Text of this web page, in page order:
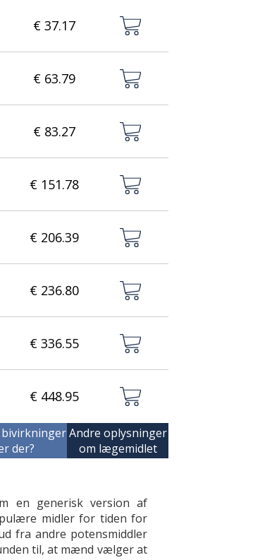
€ 37.17
€ 63.79
€ 83.27
€ 151.78
€ 206.39
€ 236.80
€ 336.55
€ 448.95
bivirkninger
der?
Andre oplysninger
om lægemidlet
en generisk version af
midler for tiden for
fra andre potensmiddler
til, at mænd vælger at